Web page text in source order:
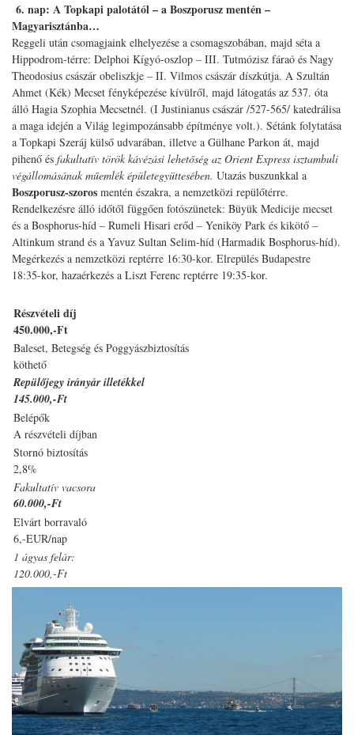
6. nap: A Topkapi palotától – a Boszporusz mentén –
Magyarisztánba…
Reggeli után csomagjaink elhelyezése a csomagszobában, majd séta a
Hippodrom-térre: Delphoi Kígyó-oszlop – III. Tutmózisz fáraó és Nagy
Theodosius császár obeliszkje – II. Vilmos császár díszkútja. A Szultán
Ahmet (Kék) Mecset fényképezése kívülről, majd látogatás az 537. óta
álló Hagia Szophia Mecsetnél. (I Justinianus császár /527-565/ katedrálisa
a maga idején a Világ legimpozánsabb építménye volt.). Sétánk folytatása
a Topkapi Szeráj külső udvarában, illetve a Gülhane Parkon át, majd
pihenő és fakultatív török kávézási lehetőség az Orient Express isztambuli
végállomásának műemlék épületegyüttesében. Utazás buszunkkal a
Boszporusz-szoros mentén északra, a nemzetközi repülőtérre.
Rendelkezésre álló időtől függően fotószünetek: Büyük Medicije mecset
és a Bosphorus-híd – Rumeli Hisari erőd – Yeniköy Park és kikötő –
Altinkum strand és a Yavuz Sultan Selim-híd (Harmadik Bosphorus-híd).
Megérkezés a nemzetközi reptérre 16:30-kor. Elrepülés Budapestre
18:35-kor, hazaérkezés a Liszt Ferenc reptérre 19:35-kor.
Részvételi díj
450.000,-Ft
Baleset, Betegség és Poggyászbiztosítás
köthető
Repülőjegy irányár illetékkel
145.000,-Ft
Belépők
A részvételi díjban
Stornó biztosítás
2,8%
Fakultatív vacsora
60.000,-Ft
Elvárt borravaló
6,-EUR/nap
1 ágyas felár:
120.000,-Ft